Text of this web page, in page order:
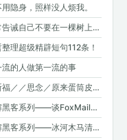
隐身，照样没人烦我。
常常告诫自己不要在一棵树上吊死，结果…...
理超级精辟短句112条！
流的人做第一流的事
／祈福／／思念／原来蛋筒皮能吃呀~
破解黑客系列——谈FoxMail和OICQ泄密
破解黑客系列——冰河木马清除法